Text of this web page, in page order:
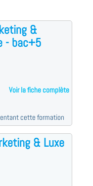
&
- bac+5
Voir la fiche complète
cette formation
& Luxe